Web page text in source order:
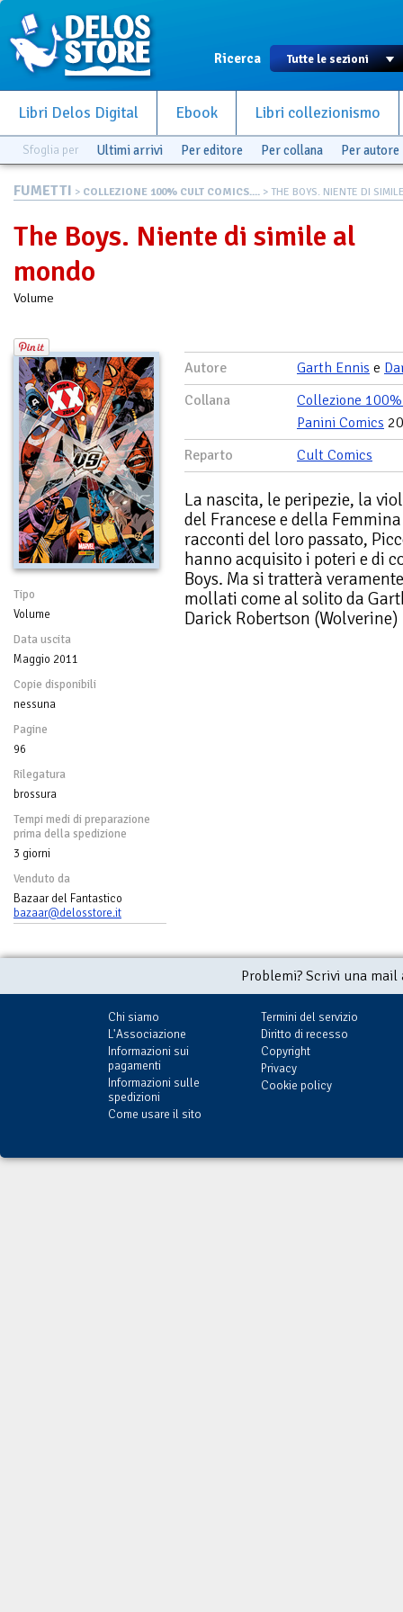
Ricerca
Libri Delos Digital Ebook Libri collezionismo
Sfoglia per Ultimi arrivi Per editore Per collana Per autore
FUMETTI > COLLEZIONE 100% CULT COMICS.... > THE BOYS. NIENTE DI
The Boys. Niente di simile al
mondo
Volume
Tipo
Volume
Data uscita
Maggio 2011
Copie disponibili
nessuna
Pagine
96
Rilegatura
brossura
Tempi medi di preparazione
prima della spedizione
3 giorni
Venduto da
Bazaar del Fantastico
bazaar@delosstore.it
Autore Garth Ennis e
Collana
Collezione
Panini Comics
Reparto
Cult Comics
La nascita, le peripezie, la
del Francese e della
racconti del loro passato,
hanno acquisito i poteri e di
Boys. Ma si tratterà
mollati come al solito da
Darick Robertson (Wolverine)
Problemi? Scrivi una
Chi siamo
L'Associazione
Informazioni sui
pagamenti
Informazioni sulle
spedizioni
Come usare il sito
Termini del servizio
Diritto di recesso
Copyright
Privacy
Cookie policy